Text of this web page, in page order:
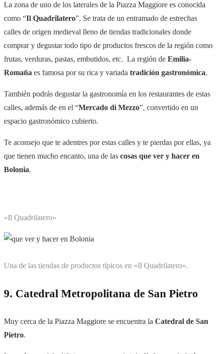
La zona de uno de los laterales de la Piazza Maggiore es conocida
como “Il Quadrilatero”. Se trata de un entramado de estrechas
calles de origen medieval lleno de tiendas tradicionales donde
comprar y degustar todo tipo de productos frescos de la región como
frutas, verduras, pastas, embutidos, etc. La región de Emilia-
Romaña es famosa por su rica y variada tradición gastronómica.
También podrás degustar la gastronomía en los restaurantes de estas
calles, además de en el “Mercado di Mezzo”, convertido en un
espacio gastronómico cubierto.
Te aconsejo que te adentres por estas calles y te pierdas por ellas, ya
que tienen mucho encanto, una de las cosas que ver y hacer en
Bolonia.
«Il Quadrilatero»
Una de las tiendas de productos típicos en «Il Quadrilatero».
9. Catedral Metropolitana de San Pietro
Muy cerca de la Piazza Maggiore se encuentra la Catedral de San
Pietro.